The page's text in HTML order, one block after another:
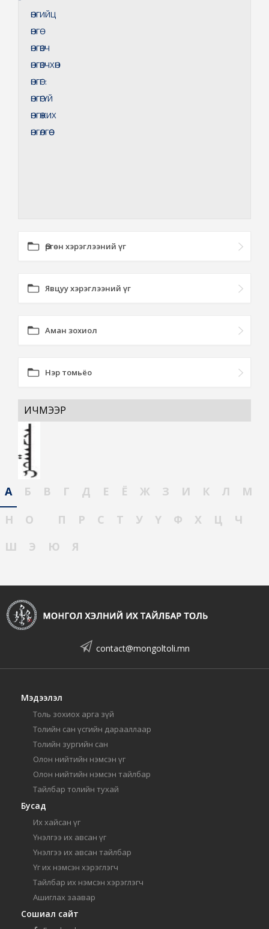
ӨНГИЙЦ
ӨНГӨ
ӨНГӨВЧ
ӨНГӨВЧХӨН
ӨНГӨГ:
ӨНГӨГҮЙ
ӨНГӨЖИХ
ӨНГӨЛГӨӨ
Өргөн хэрэглээний үг
Явцуу хэрэглээний үг
Аман зохиол
Нэр томьёо
ИЧМЭЭР
А Б В Г Д Е Ё Ж З И К Л
М
Н
О П Р С Т У Ү Ф Х Ц
Ч
Ш
Э Ю Я
contact@mongoltoli.mn
Мэдээлэл
Толь зохиох арга зүй
Толийн сан үсгийн дарааллаар
Толийн зургийн сан
Олон нийтийн нэмсэн үг
Олон нийтийн нэмсэн тайлбар
Тайлбар толийн тухай
Бусад
Их хайсан үг
Үнэлгээ их авсан үг
Үнэлгээ их авсан тайлбар
Үг их нэмсэн хэрэглэгч
Тайлбар их нэмсэн хэрэглэгч
Ашиглах заавар
Сошиал сайт